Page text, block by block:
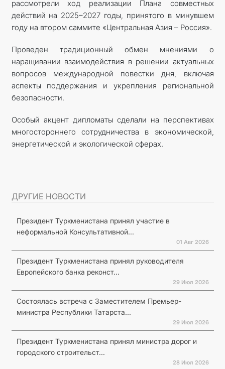
рассмотрели ход реализации Плана совместных
действий на 2025–2027 годы, принятого в минувшем
году на втором саммите «Центральная Азия – Россия».
Проведен традиционный обмен мнениями о
наращивании взаимодействия в решении актуальных
вопросов международной повестки дня, включая
аспекты поддержания и укрепления региональной
безопасности.
Особый акцент дипломаты сделали на перспективах
многостороннего сотрудничества в экономической,
энергетической и экологической сферах.
ДРУГИЕ НОВОСТИ
Президент Туркменистана принял участие в
неформальной Консультативной...
01 Авг 2026
Президент Туркменистана принял руководителя
Европейского банка реконст...
29 Июл 2026
Состоялась встреча с Заместителем Премьер-
министра Республики Татарста...
29 Июл 2026
Президент Туркменистана принял министра дорог и
городского строительст...
28 Июл 2026